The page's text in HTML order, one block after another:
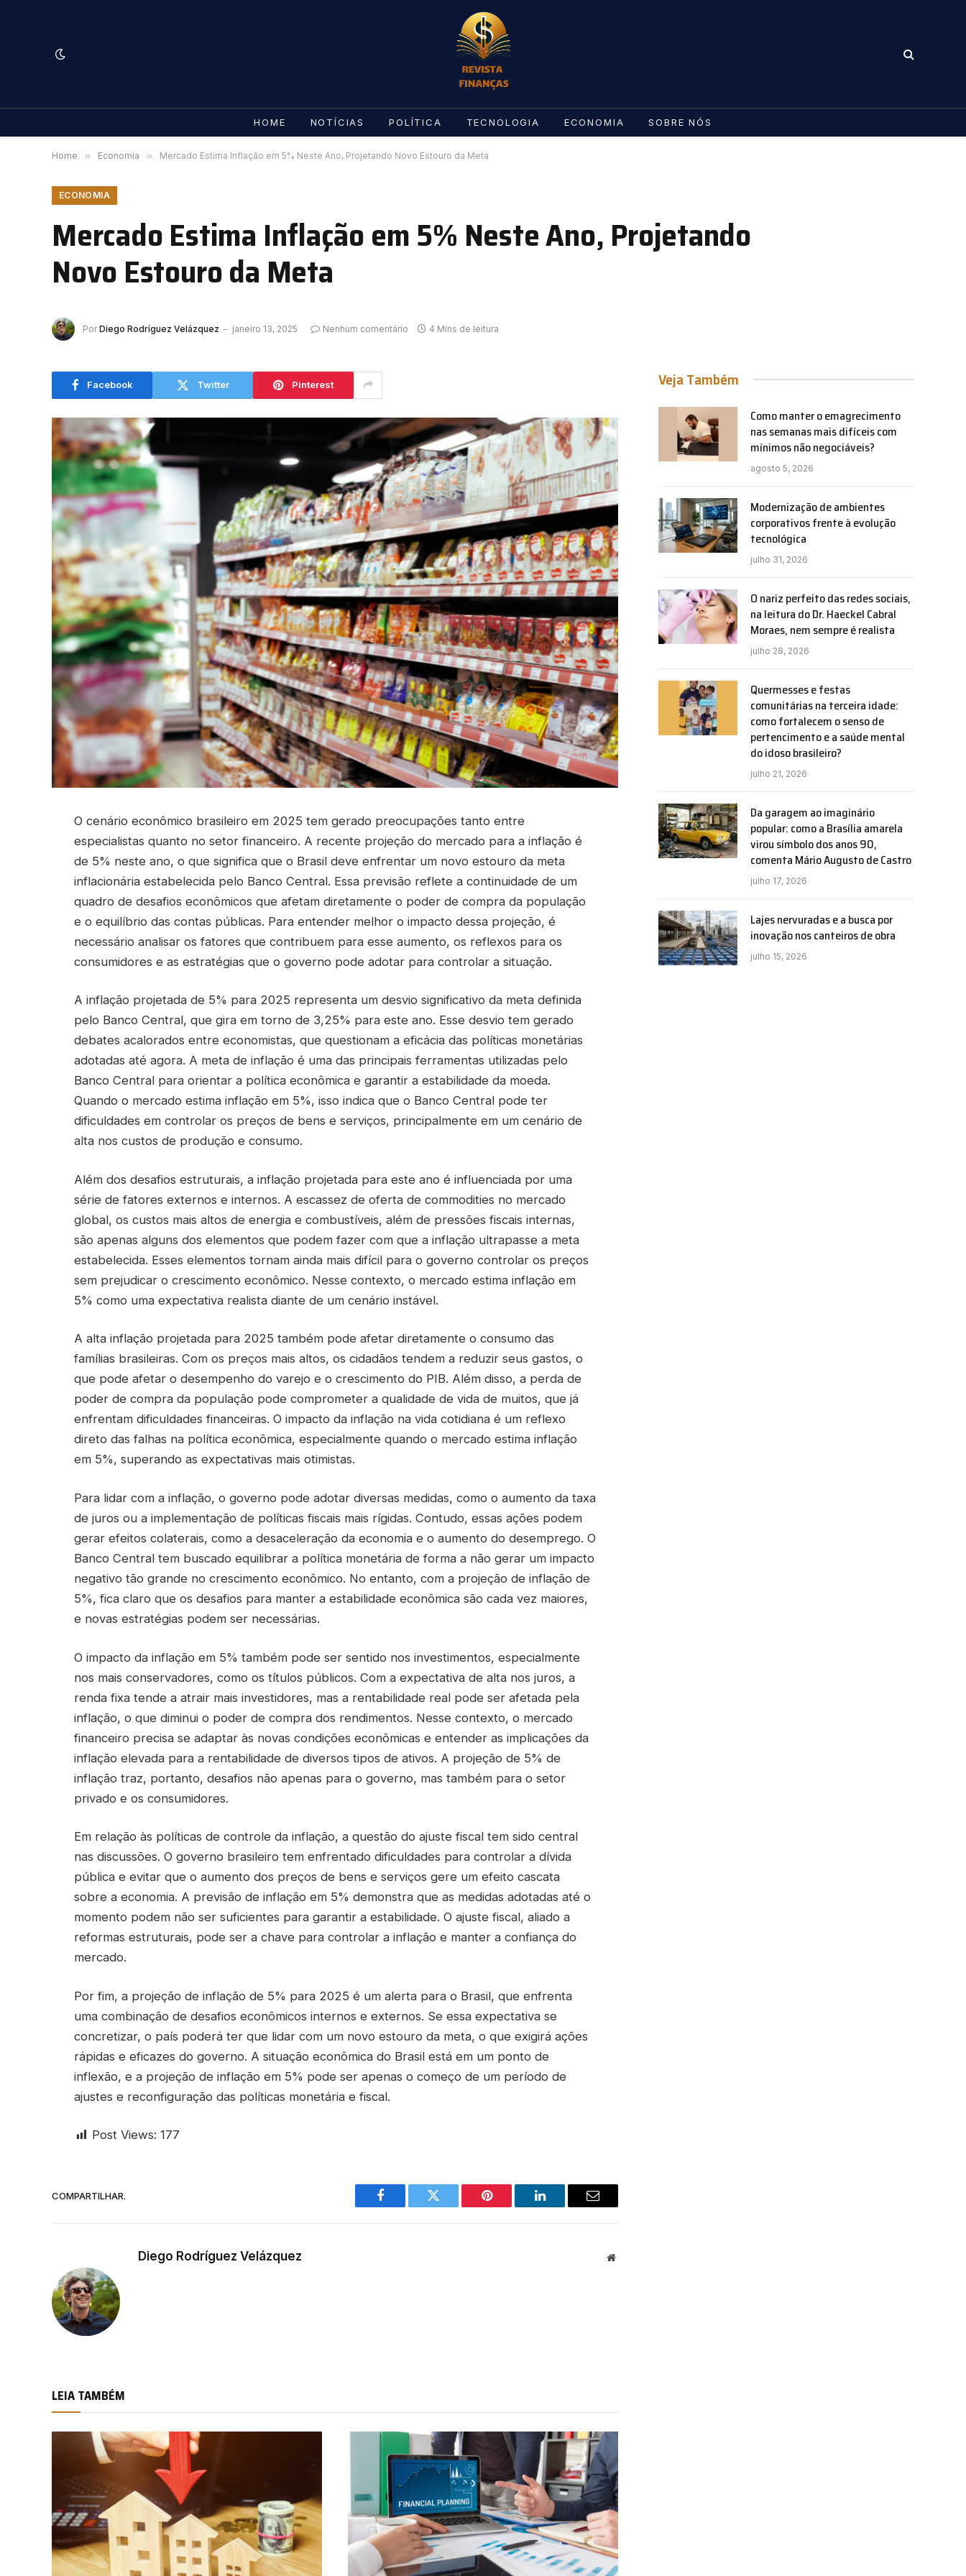
HOME NOTÍCIAS POLÍTICA TECNOLOGIA ECONOMIA SOBRE NÓS
Home » Economia » Mercado Estima Inflação em 5% Neste Ano, Projetando Novo Estouro da Meta
ECONOMIA
Mercado Estima Inflação em 5% Neste Ano, Projetando
Novo Estouro da Meta
Por Diego Rodríguez Velázquez janeiro 13, 2025 Nenhum comentário 4 Mins de leitura
Facebook Twitter Pinterest
O cenário econômico brasileiro em 2025 tem gerado preocupações tanto entre
especialistas quanto no setor financeiro. A recente projeção do mercado para a inflação é
de 5% neste ano, o que significa que o Brasil deve enfrentar um novo estouro da meta
inflacionária estabelecida pelo Banco Central. Essa previsão reflete a continuidade de um
quadro de desafios econômicos que afetam diretamente o poder de compra da população
e o equilíbrio das contas públicas. Para entender melhor o impacto dessa projeção, é
necessário analisar os fatores que contribuem para esse aumento, os reflexos para os
consumidores e as estratégias que o governo pode adotar para controlar a situação.
A inflação projetada de 5% para 2025 representa um desvio significativo da meta definida
pelo Banco Central, que gira em torno de 3,25% para este ano. Esse desvio tem gerado
debates acalorados entre economistas, que questionam a eficácia das políticas monetárias
adotadas até agora. A meta de inflação é uma das principais ferramentas utilizadas pelo
Banco Central para orientar a política econômica e garantir a estabilidade da moeda.
Quando o mercado estima inflação em 5%, isso indica que o Banco Central pode ter
dificuldades em controlar os preços de bens e serviços, principalmente em um cenário de
alta nos custos de produção e consumo.
Além dos desafios estruturais, a inflação projetada para este ano é influenciada por uma
série de fatores externos e internos. A escassez de oferta de commodities no mercado
global, os custos mais altos de energia e combustíveis, além de pressões fiscais internas,
são apenas alguns dos elementos que podem fazer com que a inflação ultrapasse a meta
estabelecida. Esses elementos tornam ainda mais difícil para o governo controlar os preços
sem prejudicar o crescimento econômico. Nesse contexto, o mercado estima inflação em
5% como uma expectativa realista diante de um cenário instável.
A alta inflação projetada para 2025 também pode afetar diretamente o consumo das
famílias brasileiras. Com os preços mais altos, os cidadãos tendem a reduzir seus gastos, o
que pode afetar o desempenho do varejo e o crescimento do PIB. Além disso, a perda de
poder de compra da população pode comprometer a qualidade de vida de muitos, que já
enfrentam dificuldades financeiras. O impacto da inflação na vida cotidiana é um reflexo
direto das falhas na política econômica, especialmente quando o mercado estima inflação
em 5%, superando as expectativas mais otimistas.
Para lidar com a inflação, o governo pode adotar diversas medidas, como o aumento da taxa
de juros ou a implementação de políticas fiscais mais rígidas. Contudo, essas ações podem
gerar efeitos colaterais, como a desaceleração da economia e o aumento do desemprego. O
Banco Central tem buscado equilibrar a política monetária de forma a não gerar um impacto
negativo tão grande no crescimento econômico. No entanto, com a projeção de inflação de
5%, fica claro que os desafios para manter a estabilidade econômica são cada vez maiores,
e novas estratégias podem ser necessárias.
O impacto da inflação em 5% também pode ser sentido nos investimentos, especialmente
nos mais conservadores, como os títulos públicos. Com a expectativa de alta nos juros, a
renda fixa tende a atrair mais investidores, mas a rentabilidade real pode ser afetada pela
inflação, o que diminui o poder de compra dos rendimentos. Nesse contexto, o mercado
financeiro precisa se adaptar às novas condições econômicas e entender as implicações da
inflação elevada para a rentabilidade de diversos tipos de ativos. A projeção de 5% de
inflação traz, portanto, desafios não apenas para o governo, mas também para o setor
privado e os consumidores.
Em relação às políticas de controle da inflação, a questão do ajuste fiscal tem sido central
nas discussões. O governo brasileiro tem enfrentado dificuldades para controlar a dívida
pública e evitar que o aumento dos preços de bens e serviços gere um efeito cascata
sobre a economia. A previsão de inflação em 5% demonstra que as medidas adotadas até o
momento podem não ser suficientes para garantir a estabilidade. O ajuste fiscal, aliado a
reformas estruturais, pode ser a chave para controlar a inflação e manter a confiança do
mercado.
Por fim, a projeção de inflação de 5% para 2025 é um alerta para o Brasil, que enfrenta
uma combinação de desafios econômicos internos e externos. Se essa expectativa se
concretizar, o país poderá ter que lidar com um novo estouro da meta, o que exigirá ações
rápidas e eficazes do governo. A situação econômica do Brasil está em um ponto de
inflexão, e a projeção de inflação em 5% pode ser apenas o começo de um período de
ajustes e reconfiguração das políticas monetária e fiscal.
Post Views: 177
COMPARTILHAR.
Facebook Twitter Pinterest LinkedIn Email
Diego Rodríguez Velázquez Website
LEIA TAMBÉM
Veja Também
Como manter o emagrecimento
nas semanas mais difíceis com
mínimos não negociáveis?
agosto 5, 2026
Modernização de ambientes
corporativos frente à evolução
tecnológica
julho 31, 2026
O nariz perfeito das redes sociais,
na leitura do Dr. Haeckel Cabral
Moraes, nem sempre é realista
julho 28, 2026
Quermesses e festas
comunitárias na terceira idade:
como fortalecem o senso de
pertencimento e a saúde mental
do idoso brasileiro?
julho 21, 2026
Da garagem ao imaginário
popular: como a Brasília amarela
virou símbolo dos anos 90,
comenta Mário Augusto de Castro
julho 17, 2026
Lajes nervuradas e a busca por
inovação nos canteiros de obra
julho 15, 2026